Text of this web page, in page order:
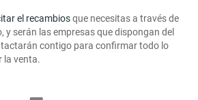
el recambiosque necesitas a través de
y serán las empresas que dispongan del
contigo para confirmar todo lo
la venta.